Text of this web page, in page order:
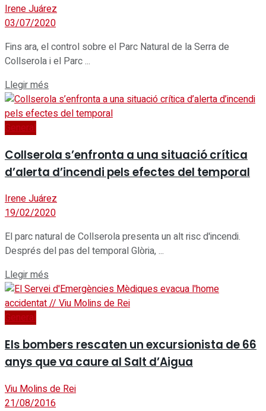
Irene Juárez
03/07/2020
Fins ara, el control sobre el Parc Natural de la Serra de
Collserola i el Parc ...
Llegir més
General
Collserola s’enfronta a una situació crítica
d’alerta d’incendi pels efectes del temporal
Irene Juárez
19/02/2020
El parc natural de Collserola presenta un alt risc d'incendi.
Després del pas del temporal Glòria, ...
Llegir més
General
Els bombers rescaten un excursionista de 66
anys que va caure al Salt d’Aigua
Viu Molins de Rei
21/08/2016